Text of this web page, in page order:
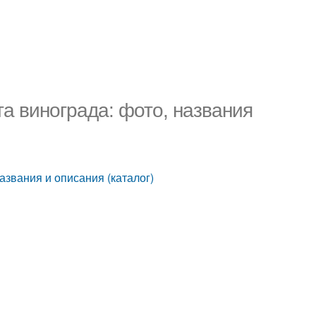
винограда: фото, названия
и описания (каталог)